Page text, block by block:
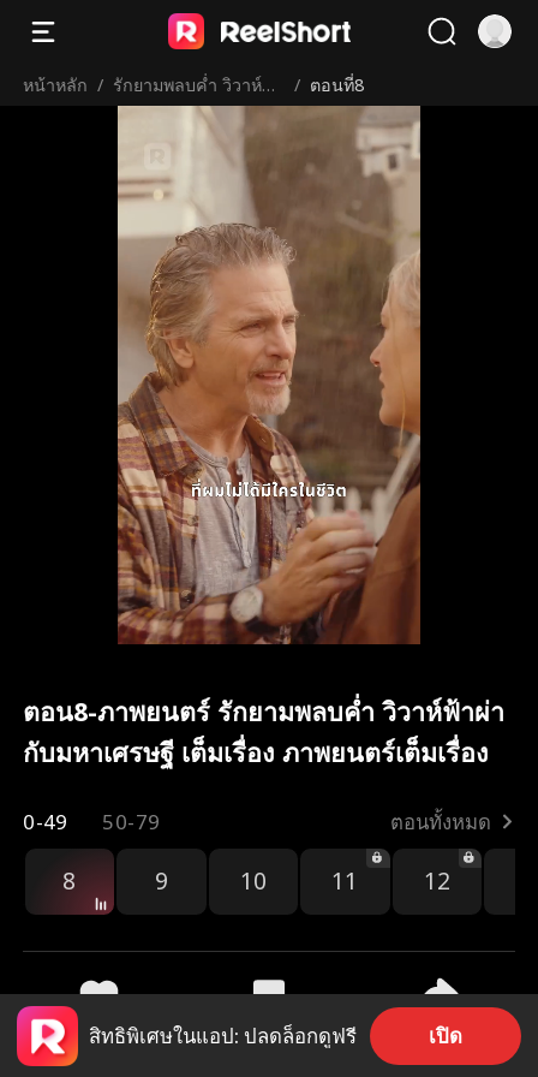
หน้าหลัก / รักยามพลบค่ำ วิวาห์ฟ้า
ผ่ากับมหาเศรษฐี
/ ตอนที่8
ตอน8-ภาพยนตร์ รักยามพลบค่ำ วิวาห์ฟ้าผ่า
กับมหาเศรษฐี เต็มเรื่อง ภาพยนตร์เต็มเรื่อง
0-49 50-79 ตอนทั้งหมด
8 9 10 11 12
3.5k 32.1k แชร์
สิทธิพิเศษในแอป: ปลดล็อกดูฟรี เปิด